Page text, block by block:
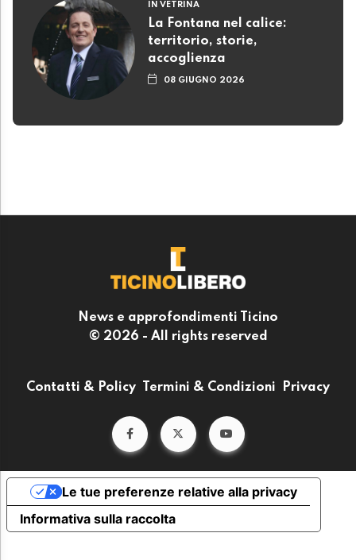
IN VETRINA
La Fontana nel calice:
territorio, storie,
accoglienza
08 GIUGNO 2026
News e approfondimenti Ticino
© 2026 - All rights reserved
Contatti & Policy Termini & Condizioni Privacy
Informativa sulla raccolta
Le tue preferenze relative alla privacy